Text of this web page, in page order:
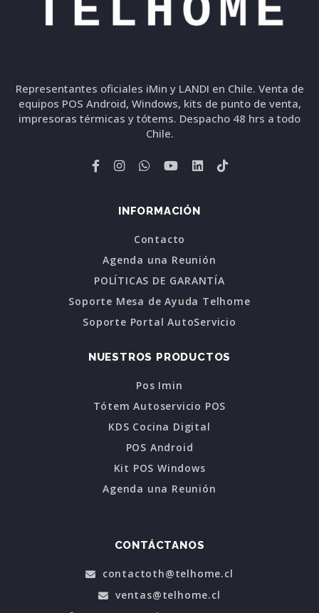
Representantes oficiales iMin y LANDI en Chile. Venta de
equipos POS Android, Windows, kits de punto de venta,
impresoras térmicas y tótems. Despacho 48 hrs a todo
Chile.
INFORMACIÓN
Contacto
Agenda una Reunión
POLÍTICAS DE GARANTÍA
Soporte Mesa de Ayuda Telhome
Soporte Portal AutoServicio
NUESTROS PRODUCTOS
Pos Imin
Tótem Autoservicio POS
KDS Cocina Digital
POS Android
Kit POS Windows
Agenda una Reunión
CONTÁCTANOS
contactoth@telhome.cl
ventas@telhome.cl